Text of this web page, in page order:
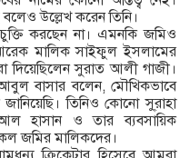
বলেও উল্লেখ করেন তিনি।
করছেন না। এমনকি জমিও
মালিক সাইফুল ইসলামের
দিয়েছিলেন সুরাত আলী গাজী।
আবুল বাসার বলেন, মৌখিকভাবে
তিনিও কোনো সু্রাহা
আল হাসান ও তার ব্যবসায়িক
জমির মালিকদের।